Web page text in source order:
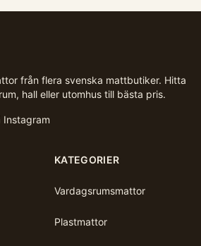
från flera svenska mattbutiker. Hitta
hall eller utomhus till bästa pris.
Instagram
KATEGORIER
Vardagsrumsmattor
Plastmattor